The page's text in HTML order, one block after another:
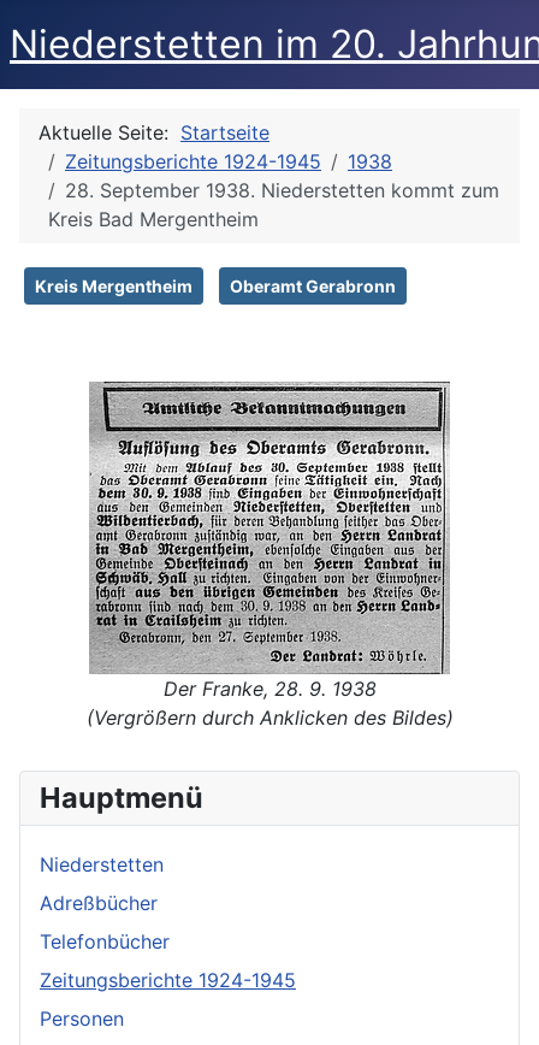
Niederstetten im 20.
Aktuelle Seite: Startseite
Zeitungsberichte 1924-1945
1938
28. September 1938. Niederstetten kommt zum
Kreis Bad Mergentheim
Kreis Mergentheim Oberamt Gerabronn
Der Franke, 28. 9. 1938
(Vergrößern durch Anklicken des Bildes)
Hauptmenü
Niederstetten
Adreßbücher
Telefonbücher
Zeitungsberichte 1924-1945
Personen